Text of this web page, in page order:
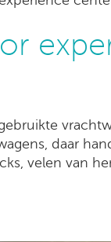
daar
velen van